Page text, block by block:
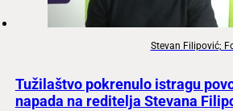
Stevan Filipović;
Tužilaštvo pokrenulo istragu
napada na reditelja Stevana